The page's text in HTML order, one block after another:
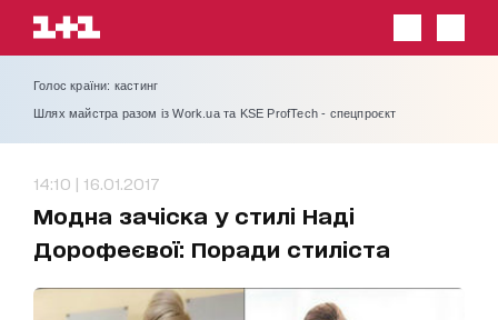
Голос країни: кастинг
Шлях майстра разом із Work.ua та KSE ProfTech - спецпроєкт
14:10 | 16.01.2017
Модна зачіска у стилі Наді
Дорофеєвої: Поради стиліста